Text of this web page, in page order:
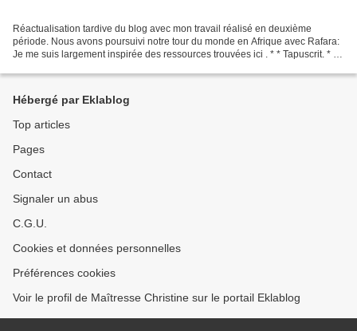
Réactualisation tardive du blog avec mon travail réalisé en deuxième
période. Nous avons poursuivi notre tour du monde en Afrique avec Rafara:
Je me suis largement inspirée des ressources trouvées ici . * * Tapuscrit. * *
Hébergé par Eklablog
Top articles
Pages
Contact
Signaler un abus
C.G.U.
Cookies et données personnelles
Préférences cookies
Voir le profil de Maîtresse Christine sur le portail Eklablog